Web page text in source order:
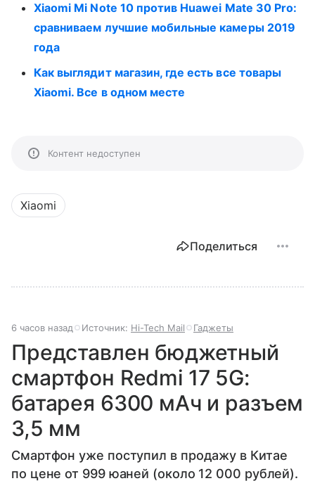
Xiaomi Mi Note 10 против Huawei Mate 30 Pro:
сравниваем лучшие мобильные камеры 2019
года
Как выглядит магазин, где есть все товары
Xiaomi. Все в одном месте
Контент недоступен
Xiaomi
Поделиться
6 часов назад Источник: Hi-Tech Mail Гаджеты
Представлен бюджетный
смартфон Redmi 17 5G:
батарея 6300 мАч и разъем
3,5 мм
Смартфон уже поступил в продажу в Китае
по цене от 999 юаней (около 12 000 рублей).